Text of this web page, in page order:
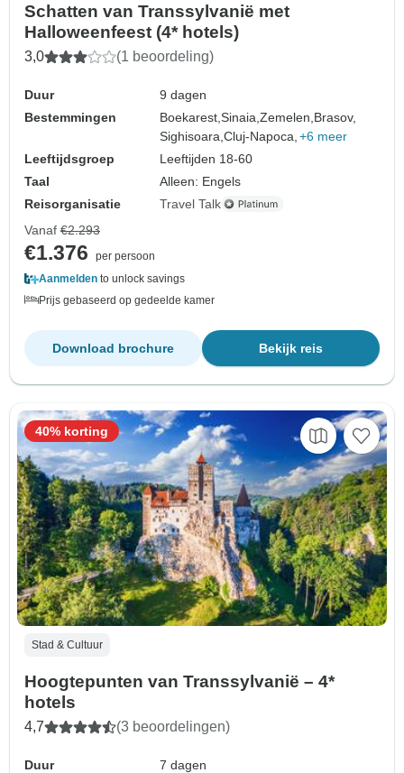
Schatten van Transsylvanië met
Halloweenfeest (4* hotels)
3,0 (1 beoordeling)
Duur
9 dagen
Bestemmingen
Boekarest,Sinaia,Zemelen, Brasov,
Sighisoara,Cluj-Napoca, +6 meer
Leeftijdsgroep
Leeftijden 18-60
Taal
Alleen: Engels
Reisorganisatie
Travel Talk
Vanaf €2.293
€1.376
per persoon
Aanmelden to unlock savings
Prijs gebaseerd op gedeelde kamer
Bekijk reis
Download brochure
Stad & Cultuur
Hoogtepunten van Transsylvanië – 4*
hotels
4,7 (3 beoordelingen)
Duur
7 dagen
40% korting